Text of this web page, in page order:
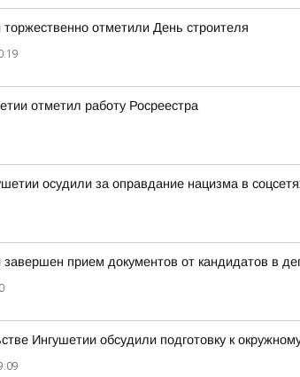
отметили День строителя
отметил работу Росреестра
осудили за оправдание нацизма в
прием документов от кандидатов в
Ингушетии обсудили подготовку к